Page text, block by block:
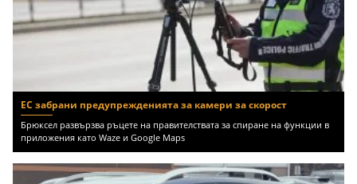
ЕС забрани предупрежденията за камери за скорост
Брюксел развързва ръцете на правителствата за спиране на функции в
приложения като Waze и Google Maps